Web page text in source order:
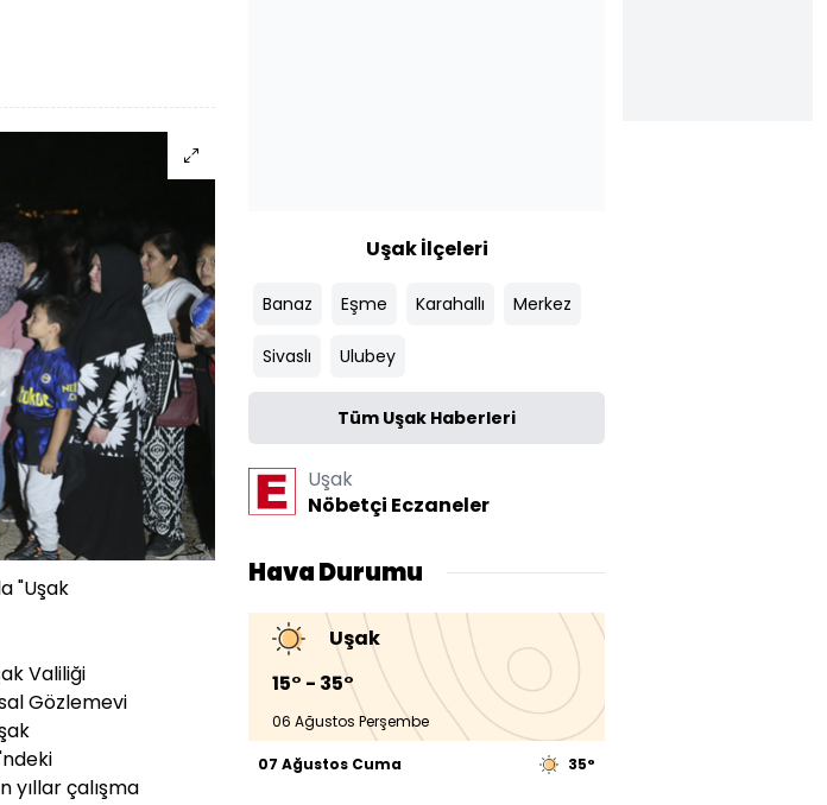
"Uşak
Valiliği
Gözlemevi
yıllar çalışma
Uşak İlçeleri
Banaz Eşme Karahallı Merkez
Sivaslı Ulubey
Tüm Uşak Haberleri
Uşak
Nöbetçi Eczaneler
Hava Durumu
Uşak
15° - 35°
06 Ağustos Perşembe
07 Ağustos Cuma 35°